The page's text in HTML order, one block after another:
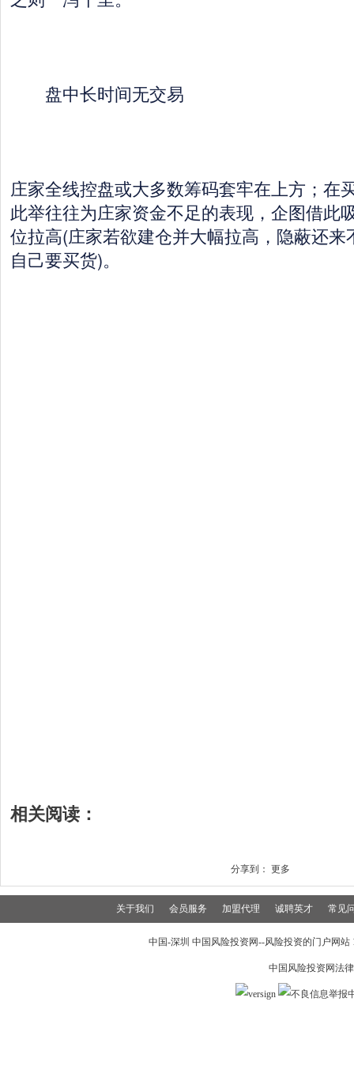
盘中长时间无交易
庄家全线控盘或大多数筹码套牢在上方；在
此举往往为庄家资金不足的表现，企图借此
位拉高(庄家若欲建仓并大幅拉高，隐蔽还
自己要买货)。
相关阅读：
分享到： 更多
关于我们 会员服务 加盟代理 诚聘英才 常见
中国-深圳 中国风险投资网--风险投资的门户网
中国风险投资网法